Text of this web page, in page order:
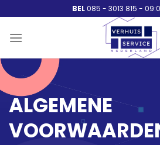
naar
inhoud
BEL085 - 3013 815 -
ALGEMENE